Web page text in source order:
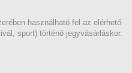
használható fel az elérhető
sport) történő jegyvásárláskor.